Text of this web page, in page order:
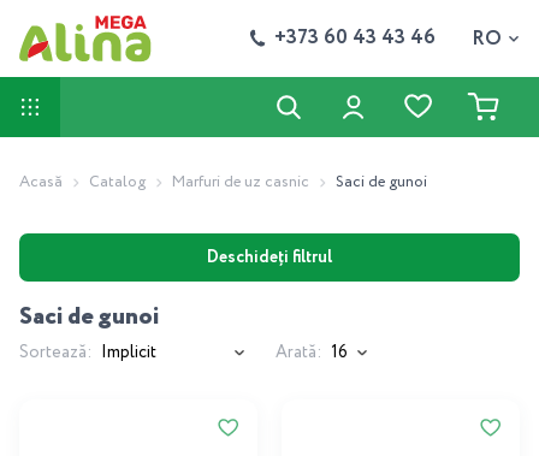
+373 60 43 43 46 RO
Acasă Catalog Marfuri de uz casnic Saci de gunoi
Deschideți filtrul
Saci de gunoi
Sortează: Arată: